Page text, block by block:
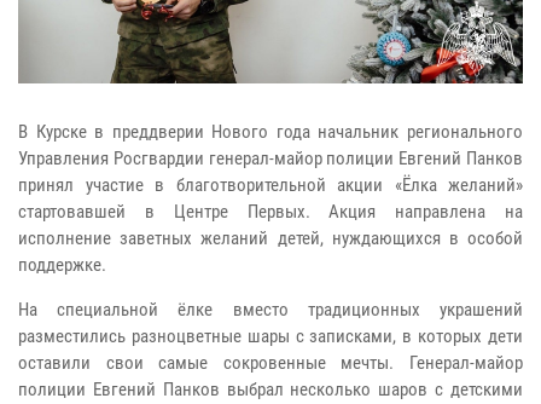
В Курске в преддверии Нового года начальник регионального
Управления Росгвардии генерал-майор полиции Евгений Панков
принял участие в благотворительной акции «Ёлка желаний»
стартовавшей в Центре Первых. Акция направлена на
исполнение заветных желаний детей, нуждающихся в особой
поддержке.
На специальной ёлке вместо традиционных украшений
разместились разноцветные шары с записками, в которых дети
оставили свои самые сокровенные мечты. Генерал-майор
полиции Евгений Панков выбрал несколько шаров с детскими